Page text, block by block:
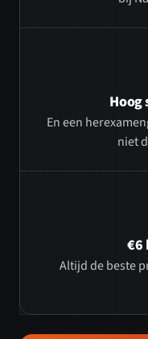
Hoog
En een
niet
€6
Altijd de beste